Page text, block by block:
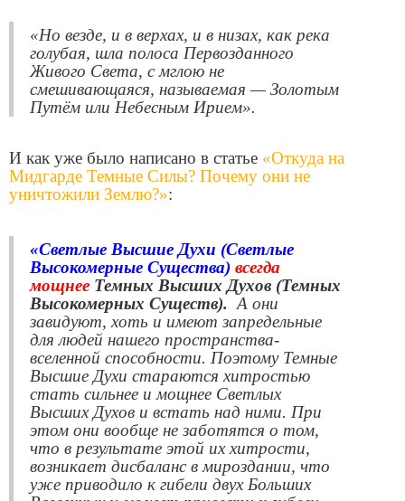
«Но везде, и в верхах, и в низах, как река
голубая, шла полоса Первозданного
Живого Света, с мглою не
смешивающаяся, называемая — Золотым
Путём или Небесным Ирием».
И как уже было написано в статье «Откуда на
Мидгарде Темные Силы? Почему они не
уничтожили Землю?»:
«Светлые Высшие Духи (Светлые
Высокомерные Существа) всегда
мощнее Темных Высших Духов (Темных
Высокомерных Существ). А они
завидуют, хоть и имеют запредельные
для людей нашего пространства-
вселенной способности. Поэтому Темные
Высшие Духи стараются хитростью
стать сильнее и мощнее Светлых
Высших Духов и встать над ними. При
этом они вообще не заботятся о том,
что в результате этой их хитрости,
возникает дисбаланс в мироздании, что
уже приводило к гибели двух Больших